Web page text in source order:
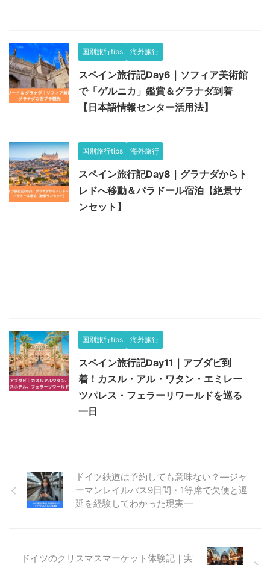
国別旅行tips 海外旅行
スペイン旅行記Day6｜ソフィア美術館
で「ゲルニカ」鑑賞＆グラナダ到着
【日本語情報センター活用法】
国別旅行tips 海外旅行
スペイン旅行記Day8｜グラナダからト
レドへ移動＆パラドール宿泊【絶景サ
ンセット】
国別旅行tips 海外旅行
スペイン旅行記Day11｜アブダビ到
着！カスル・アル・ワタン・エミレー
ツパレス・フェラーリワールドを巡る
一日
ドイツ鉄道は予約しても意味ない？―ジャ
ーマンレイルパス9日間・1等席で欠便と遅
延を経験してわかった現実―
ドイツのクリスマスマーケット体験記｜実